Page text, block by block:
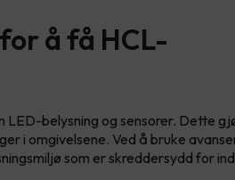
å få HCL-
LED-belysning og sensorer. Dette
i omgivelsene. Ved å bruke
som er skreddersydd for